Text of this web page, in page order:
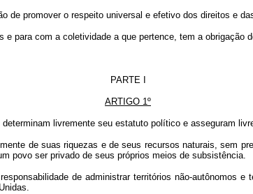
de promover o respeito universal e efetivo dos direitos e
para com a coletividade a que pertence, tem a
PARTE I
ARTIGO 1º
livremente seu estatuto político e asseguram
de suas riquezas e de seus recursos naturais, sem
povo ser privado de seus próprios meios de subsistência.
de administrar territórios não-autônomos